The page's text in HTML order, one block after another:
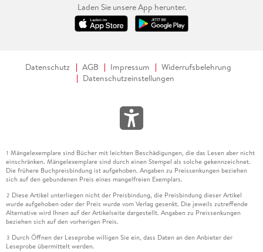
Laden Sie unsere App herunter.
Datenschutz AGB Impressum
Widerrufsbelehrung
Datenschutzeinstellungen
1 Mängelexemplare sind Bücher mit leichten Beschädigungen, die das Lesen aber nicht
einschränken. Mängelexemplare sind durch einen Stempel als solche gekennzeichnet.
Die frühere Buchpreisbindung ist aufgehoben. Angaben zu Preissenkungen beziehen
sich auf den gebundenen Preis eines mangelfreien Exemplars.
2 Diese Artikel unterliegen nicht der Preisbindung, die Preisbindung dieser Artikel
wurde aufgehoben oder der Preis wurde vom Verlag gesenkt. Die jeweils zutreffende
Alternative wird Ihnen auf der Artikelseite dargestellt. Angaben zu Preissenkungen
beziehen sich auf den vorherigen Preis.
3 Durch Öffnen der Leseprobe willigen Sie ein, dass Daten an den Anbieter der
Leseprobe übermittelt werden.